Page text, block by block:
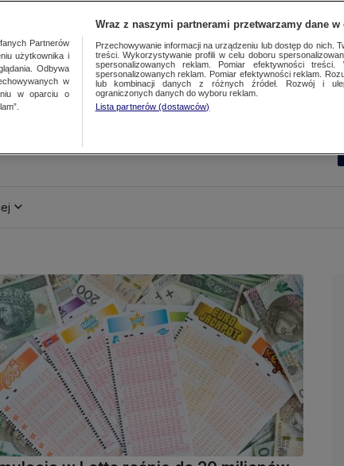
Partnerów
użytkownika i
Odbywa
w
w oparciu o
Wraz z naszymi partnerami przetwarzamy dane w
Przechowywanie informacji na urządzeniu lub dostęp do nich.
treści. Wykorzystywanie profili w celu doboru
spersonalizowanych reklam. Pomiar efektywności
spersonalizowanych reklam. Pomiar efektywności reklam.
lub kombinacji danych z różnych źródeł. Rozwój i
ograniczonych danych do wyboru reklam.
Lista partnerów (dostawców)